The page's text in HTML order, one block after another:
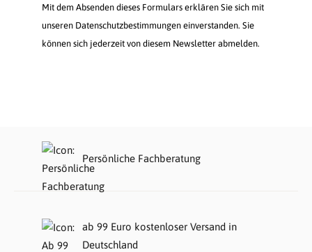
Mit dem Absenden dieses Formulars erklären Sie sich mit
unseren Datenschutzbestimmungen einverstanden. Sie
können sich jederzeit von diesem Newsletter abmelden.
Persönliche Fachberatung
ab 99 Euro kostenloser Versand in
Deutschland